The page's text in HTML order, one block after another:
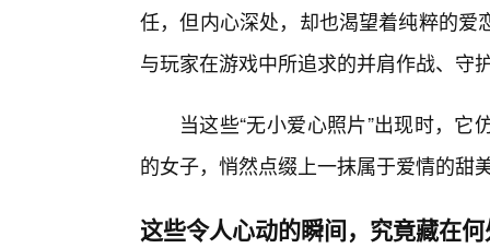
任，但内心深处，却也渴望着纯粹的
与玩家在游戏中所追求的并肩作战、守
当这些“无小爱心照片”出现时，
的女子，悄然点缀上一抹属于爱情的甜
这些令人心动的瞬间，究竟藏在